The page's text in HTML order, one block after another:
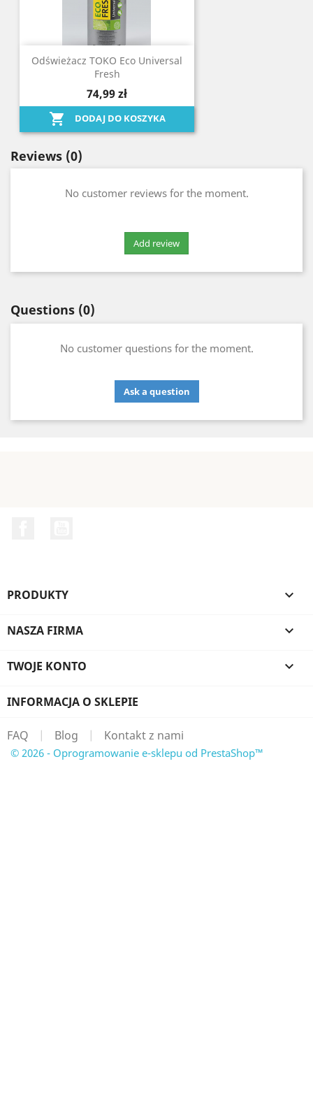
Odświeżacz TOKO Eco Universal
Fresh
74,99 zł
 DODAJ DO KOSZYKA
Reviews (0)
No customer reviews for the moment.
Questions (0)
No customer questions for the moment.
Ask a question
PRODUKTY 
NASZA FIRMA 
TWOJE KONTO 
INFORMACJA O SKLEPIE
FAQ | Blog | Kontakt z nami
© 2026 - Oprogramowanie e-sklepu od PrestaShop™